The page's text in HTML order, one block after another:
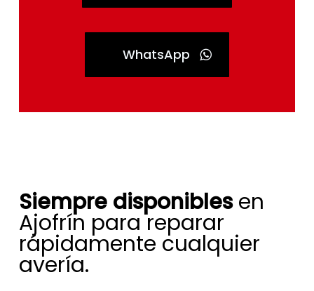
WhatsApp
Siempre disponiblesen
Ajofrín para reparar
rápidamente cualquier
avería.